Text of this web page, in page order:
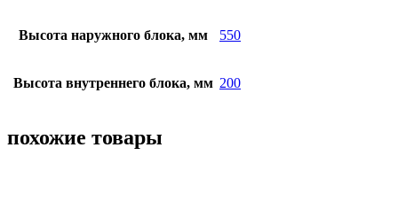
Высота наружного блока, мм 550
Высота внутреннего блока, мм 200
похожие товары